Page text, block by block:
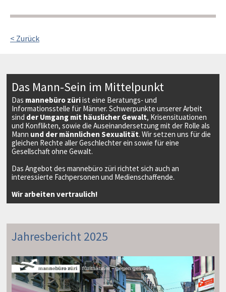
< Zurück
Das Mann-Sein im Mittelpunkt
Das mannebüro züriist eine Beratungs- und
Informationsstelle für Männer. Schwerpunkte unserer Arbeit
sind der Umgang mit häuslicher Gewalt, Krisensituationen
und Konflikten, sowie die Auseinandersetzung mit der Rolle als
Mann und der männlichen Sexualität. Wir setzen uns für die
gleichen Rechte aller Geschlechter ein sowie für eine
Gesellschaft ohne Gewalt.
Das Angebot des mannebüro züri richtet sich auch an
interessierte Fachpersonen und Medienschaffende.
Wir arbeiten vertraulich!
Jahresbericht 2025